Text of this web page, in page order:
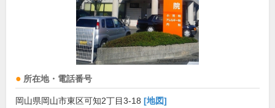
所在地・電話番号
岡山県岡山市東区可知2丁目3-18 [地図]